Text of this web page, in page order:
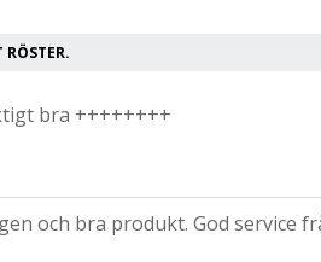
RÖSTER.
bra ++++++++
och bra produkt. God service